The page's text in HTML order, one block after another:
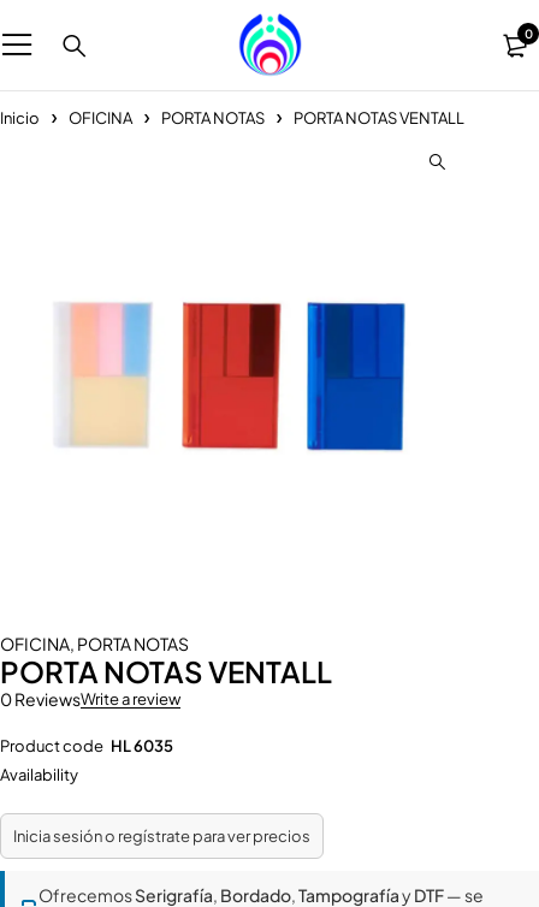
0
Inicio OFICINA PORTA NOTAS PORTA NOTAS VENTALL
OFICINA, PORTA NOTAS
PORTA NOTAS VENTALL
0 ReviewsWrite a review
Product code HL 6035
Availability
Inicia sesión o regístrate para ver precios
OfrecemosSerigrafía, Bordado,TampografíayDTF— se